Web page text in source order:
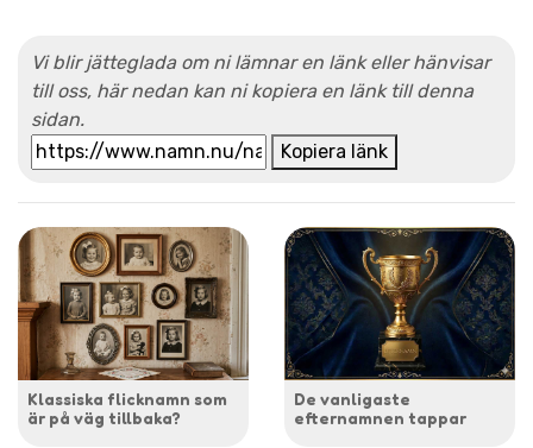
Vi blir jätteglada om ni lämnar en länk eller hänvisar
till oss, här nedan kan ni kopiera en länk till denna
sidan.
Kopiera länk
Klassiska flicknamn som
är på väg tillbaka?
De vanligaste
efternamnen tappar